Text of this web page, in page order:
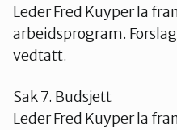
Leder Fred Kuyper la
arbeidsprogram.
vedtatt.
Sak 7. Budsjett
Leder Fred Kuyper la